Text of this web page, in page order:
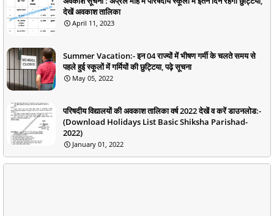
देखें अवकाश तालिका
April 11, 2023
Summer Vacation:- इन 04 राज्यों में भीषण गर्मी के चलते समय से
पहले हुई स्कूलों में गर्मियों की छुट्टिया, पढ़े सूचना
May 05, 2022
परिषदीय विद्यालयों की अवकाश तालिका वर्ष 2022 देखें व करें डाउनलोड:-
(Download Holidays List Basic Shiksha Parishad-
2022)
January 01, 2022